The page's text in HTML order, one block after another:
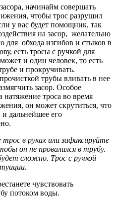
начинайм совершать
чтобы трос разрушил
у вас будет помощник, так
на засор, желательно
для обхода изгибов и стыков в
есть тросы с ручкой для
и один человек, то есть
и прокручивать.
трубы вливать в нее
засор. Особое
натяжение троса во время
он может скрутиться, что
дальнейшее его
в руках или зафиксируйте
он не провалился в трубу.
сложно. Трос с ручкой
чувствовать
потоком воды.